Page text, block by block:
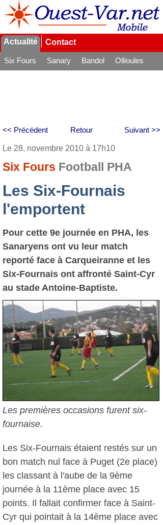
Actualité Contact
Six Fours Sanary Bandol
Ollioules
Retour
<< Précédent Suivant >>
Le 28. novembre 2010 à 17h10
Six Fours Football PHA
Les Six-Fournais
l'emportent
Pour cette 9e journée en PHA, les
Sanaryens ont vu leur match
reporté face à Carqueiranne et les
Six-Fournais ont affronté Saint-Cyr
au stade Antoine-Baptiste.
Les premières occasions furent six-
fournaise.
Les Six-Fournais étaient restés sur un
bon match nul face à Puget (2e place)
les classant à l'aube de la 9ème
journée à la 11ème place avec 15
points. Il fallait confirmer face à Saint-
Cyr qui pointait à la 14ème place avec